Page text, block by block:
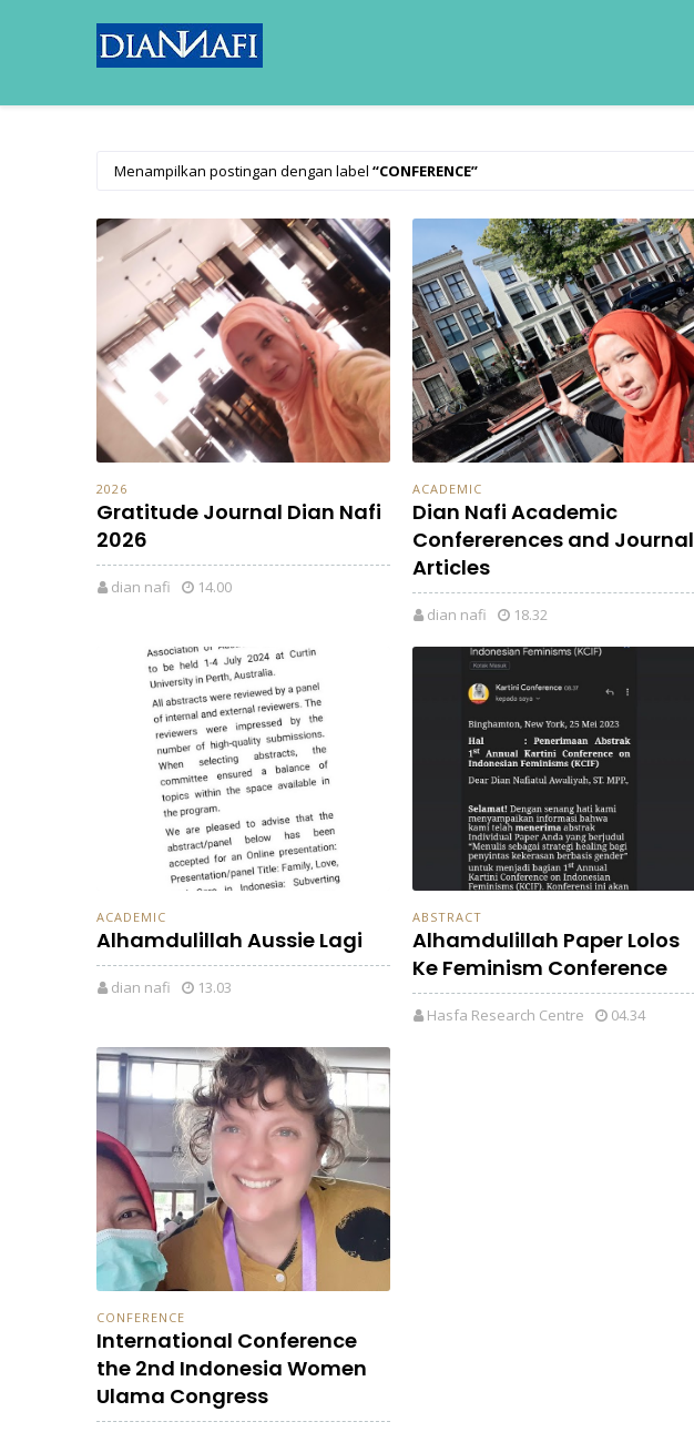
Menampilkan postingan dengan label CONFERENCE
2026
Gratitude Journal Dian Nafi
2026
dian nafi 14.00
ACADEMIC
Dian Nafi Academic
Confererences and Journal
Articles
dian nafi 18.32
ACADEMIC
Alhamdulillah Aussie Lagi
dian nafi 13.03
ABSTRACT
Alhamdulillah Paper Lolos
Ke Feminism Conference
Hasfa Research Centre 04.34
CONFERENCE
International Conference
the 2nd Indonesia Women
Ulama Congress